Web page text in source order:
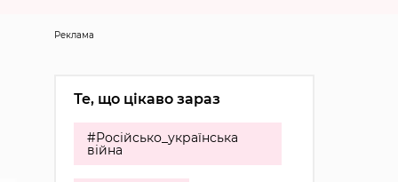
Реклама
Те, що цікаво зараз
#Російсько_українська
війна